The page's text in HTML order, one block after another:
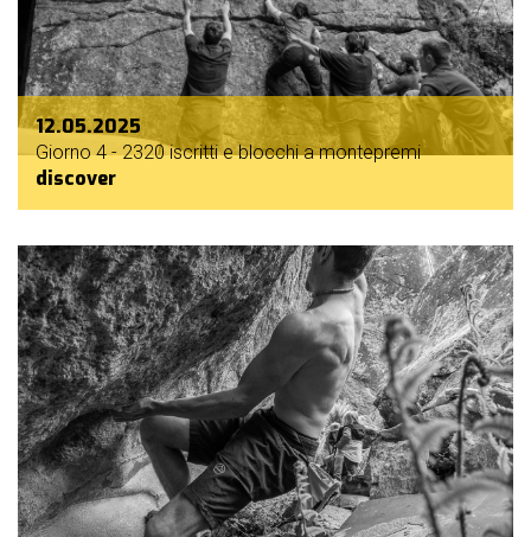
12.05.2025
Giorno 4 - 2320 iscritti e blocchi a montepremi
discover